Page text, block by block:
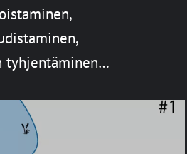
tyhjentäminen…